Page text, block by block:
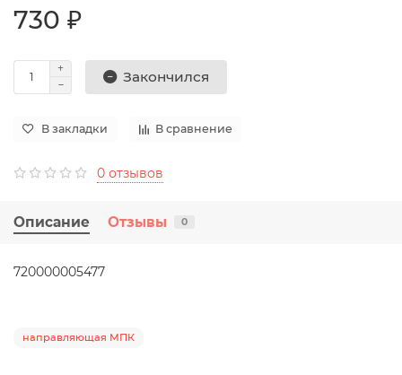
730 ₽
Закончился
В закладки В сравнение
0 отзывов
Описание Отзывы 0
720000005477
направляющая МПК